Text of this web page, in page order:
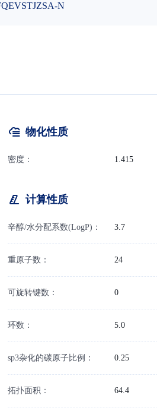
N
物化性质
密度： 1.415
计算性质
辛醇/水分配系数(LogP)： 3.7
重原子数： 24
可旋转键数： 0
环数： 5.0
sp3杂化的碳原子比例： 0.25
拓扑面积： 64.4